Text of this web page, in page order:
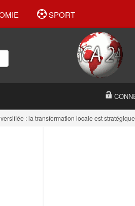
SPORT
: la transformation locale est stratégique